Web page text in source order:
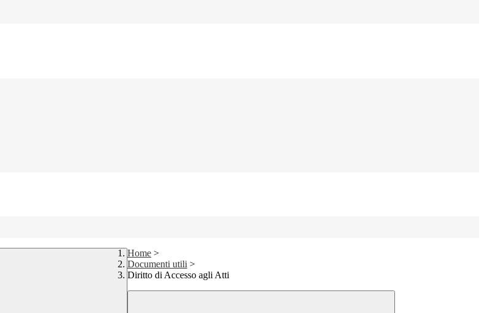
Home >
Documenti utili >
Diritto di Accesso agli Atti